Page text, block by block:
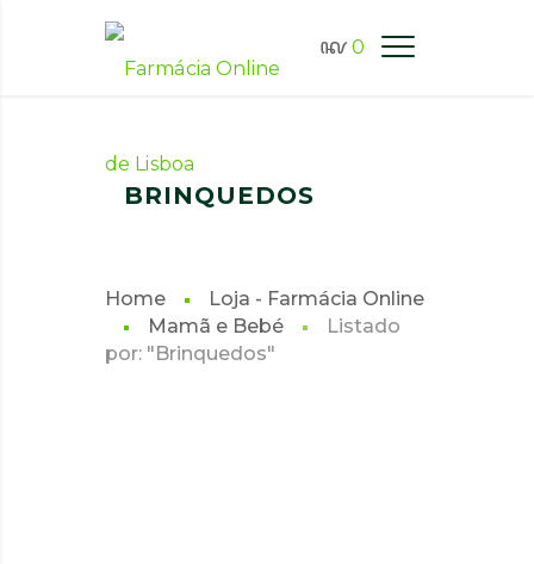
0
FARMÁCIA ONLINE LISBOA
BRINQUEDOS
Home
Loja - Farmácia Online
Mamã e Bebé
Listado
por: "Brinquedos"